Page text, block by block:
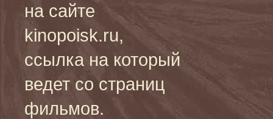
на сайте
kinopoisk.ru,
ссылка на который
ведет со страниц
фильмов.